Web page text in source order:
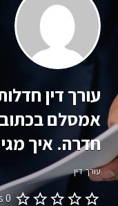
עורך דין
חדרה. איך
עורך דין
0 Reviews